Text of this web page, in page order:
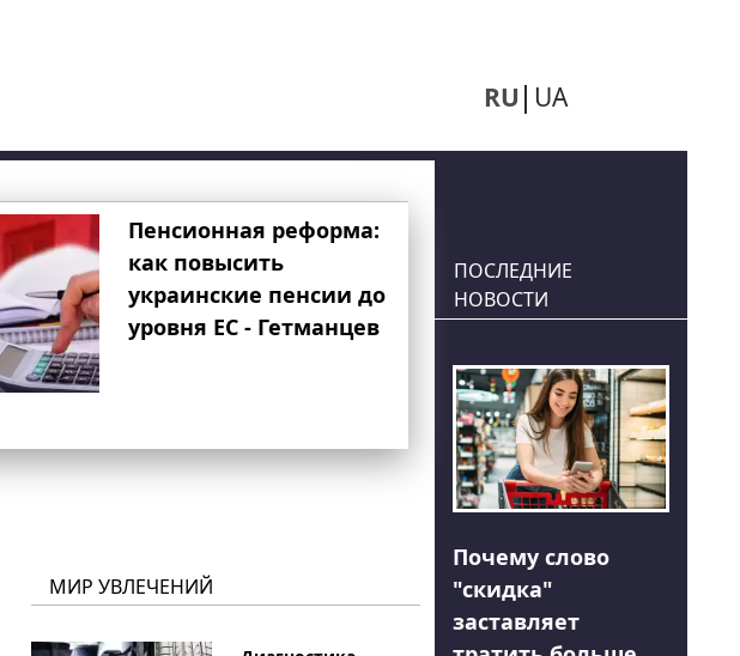
RU UA
Пенсионная реформа:
как повысить
украинские пенсии до
уровня ЕС - Гетманцев
МИР УВЛЕЧЕНИЙ
ПОСЛЕДНИЕ
НОВОСТИ
Почему слово
"скидка"
заставляет